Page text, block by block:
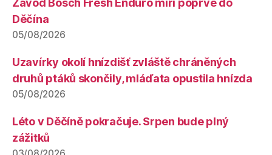
Závod Bosch Fresh Enduro míří poprvé do
Děčína
05/08/2026
Uzavírky okolí hnízdišť zvláště chráněných
druhů ptáků skončily, mláďata opustila hnízda
05/08/2026
Léto v Děčíně pokračuje. Srpen bude plný
zážitků